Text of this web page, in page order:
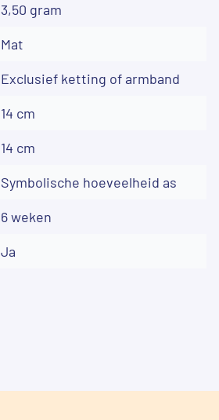
3,50 gram
Mat
Exclusief ketting of armband
14 cm
14 cm
Symbolische hoeveelheid as
6 weken
Ja